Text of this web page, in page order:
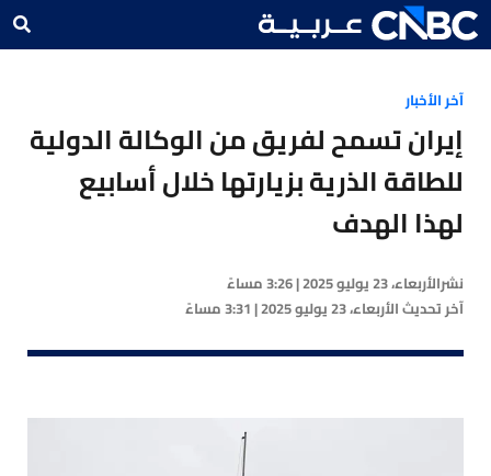
آخر الأخبار
إيران تسمح لفريق من الوكالة الدولية
للطاقة الذرية بزيارتها خلال أسابيع
لهذا الهدف
نشرالأربعاء، 23 يوليو 2025 | 3:26 مساءً
آخر تحديثالأربعاء، 23 يوليو 2025 | 3:31 مساءً